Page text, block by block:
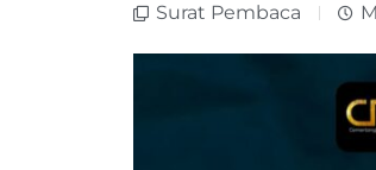
Surat Pembaca